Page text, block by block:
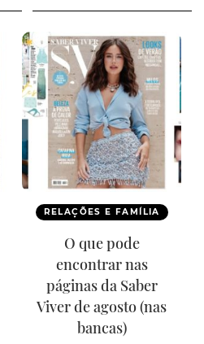
RELAÇÕES E FAMÍLIA
O que pode
encontrar nas
páginas da Saber
Viver de agosto (nas
bancas)